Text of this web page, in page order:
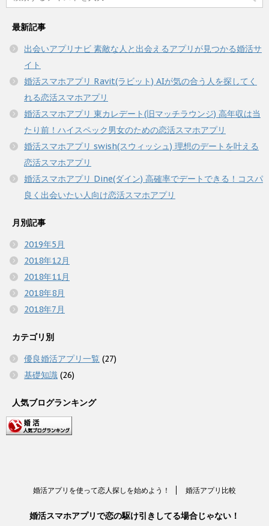
最新記事
出会いアプリナビ 素敵な人と出会えるアプリが見つかる婚活サ
イト
婚活スマホアプリ Ravit(ラビット) AIが気の合う人を探してく
れる恋活スマホアプリ
婚活スマホアプリ 東カレデート(旧マッチラウンジ) 高年収は当
たり前！ハイスペック男女のための恋活スマホアプリ
婚活スマホアプリ swish(スウィッシュ) 理想のデートを叶える
恋活スマホアプリ
婚活スマホアプリ Dine(ダイン) 高確率でデートできる！コスパ
良く出会いたい人向け恋活スマホアプリ
月別記事
2019年5月
2018年12月
2018年11月
2018年8月
2018年7月
カテゴリ別
優良婚活アプリ一覧 (27)
基礎知識 (26)
人気ブログランキング
婚活アプリを使って恋人探しを始めよう！ 婚活アプリ比較
婚活スマホアプリで恋の駆け引きしてる場合じゃない！